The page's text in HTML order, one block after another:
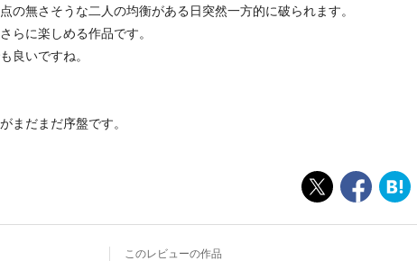
の無さそうな二人の均衡がある日突然一方的に破られます。
らに楽しめる作品です。
良いですね。
まだまだ序盤です。
このレビューの作品